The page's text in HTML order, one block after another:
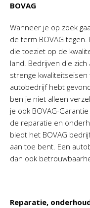
BOVAG
Wanneer je op zoek
de term BOVAG
die toeziet op de
land. Bedrijven die
strenge
autobedrijf hebt
ben je niet alleen
je ook BOVAG-
de reparatie en
biedt het BOVAG
aan toe bent. Een
dan ook
Reparatie,